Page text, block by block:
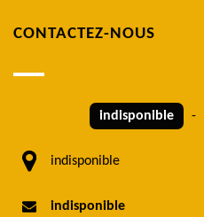
CONTACTEZ-NOUS
indisponible -
indisponible
indisponible